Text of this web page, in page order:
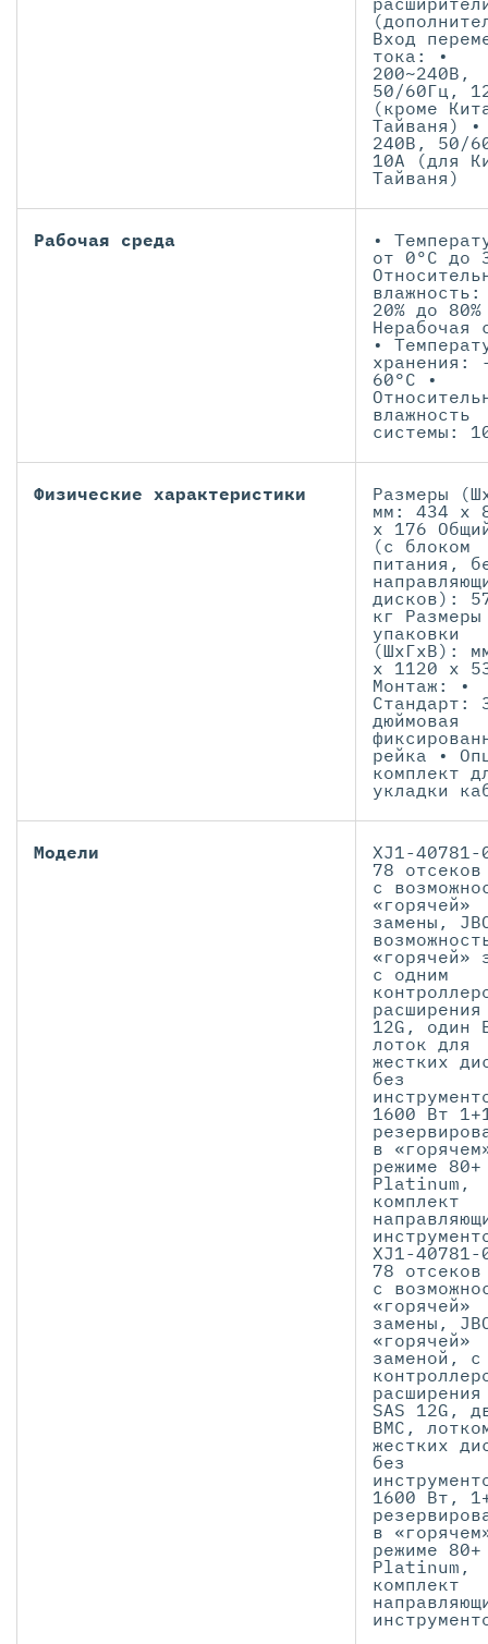
Вход
тока: •
200~240В,
50/60Гц,
(кроме
Тайваня)
240В, 50/
10А (для
Тайваня)
Рабочая среда
•
от 0ºC до
20% до 80%
Нерабочая
•
хранения:
60°C •
влажность
системы:
Физические характеристики
Размеры
мм: 434 x
x 176
(с блоком
питания,
дисков):
кг Размеры
упаковки
(ШхГхВ):
x 1120 x
Монтаж: •
Стандарт:
дюймовая
рейка •
комплект
укладки
Модели
XJ1-40781-
78
с
«горячей»
замены,
«горячей»
с одним
расширения
12G, один
лоток для
жестких
без
1600 Вт
в
режиме 80+
Platinum,
комплект
XJ1-40781-
78
с
«горячей»
замены,
«горячей»
заменой, с
SAS 12G,
BMC,
жестких
без
1600 Вт,
в
режиме 80+
Platinum,
комплект